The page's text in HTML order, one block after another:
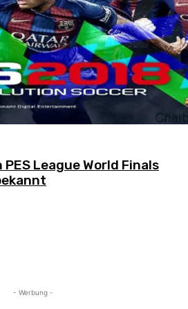
League World Finals
- Werbung -